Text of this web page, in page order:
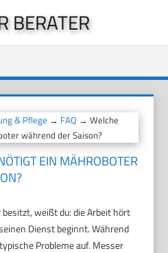
BERATER
& Pflege → FAQ → Welche
während der Saison?
EIN MÄHROBOTER
weißt du: die Arbeit hört
Dienst beginnt. Während
Probleme auf. Messer